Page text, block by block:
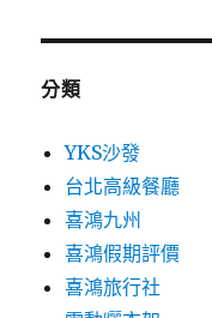
分類
YKS沙發
台北高級餐廳
喜鴻九州
喜鴻假期評價
喜鴻旅行社